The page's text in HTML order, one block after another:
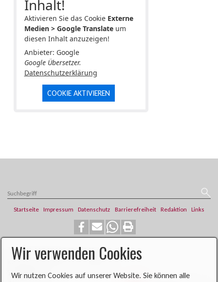
Inhalt!
Aktivieren Sie das Cookie Externe
Medien > Google Translateum
diesen Inhalt anzuzeigen!
Anbieter: Google
Google Übersetzer.
Datenschutzerklärung
COOKIE AKTIVIEREN
Startseite Impressum Datenschutz Barrierefreiheit Redaktion Links
​​​​Katholische Pfarrei St. Franziskus
Steinweg 6
Wir verwenden Cookies
Wir nutzen Cookies auf unserer Website. Sie können alle